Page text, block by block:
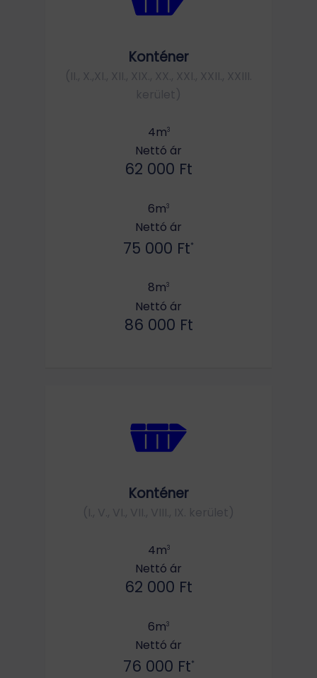
Konténer
4m3
Nettó ár
62 000 Ft
6m3
Nettó ár
75 000 Ft*
8m3
Nettó ár
86 000 Ft
Konténer
4m3
Nettó ár
62 000 Ft
6m3
Nettó ár
76 000 Ft*